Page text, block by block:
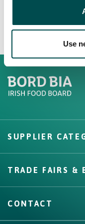
Use
mediului pentru
Create
Create
SUPPLIER
TRADE FAIRS &
CONTACT